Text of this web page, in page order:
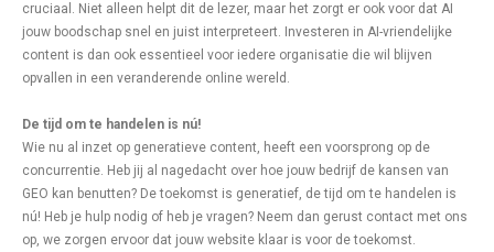
cruciaal. Niet alleen helpt dit de lezer, maar het zorgt er ook voor dat AI
jouw boodschap snel en juist interpreteert. Investeren in AI-vriendelijke
content is dan ook essentieel voor iedere organisatie die wil blijven
opvallen in een veranderende online wereld.
De tijd om te handelen is nú!
Wie nu al inzet op generatieve content, heeft een voorsprong op de
concurrentie. Heb jij al nagedacht over hoe jouw bedrijf de kansen van
GEO kan benutten? De toekomst is generatief, de tijd om te handelen is
nú! Heb je hulp nodig of heb je vragen? Neem dan gerust contact met ons
op, we zorgen ervoor dat jouw website klaar is voor de toekomst.